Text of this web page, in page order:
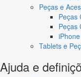
Peças e
Peças
Peças
iPhone
Tablets e
Ajuda e